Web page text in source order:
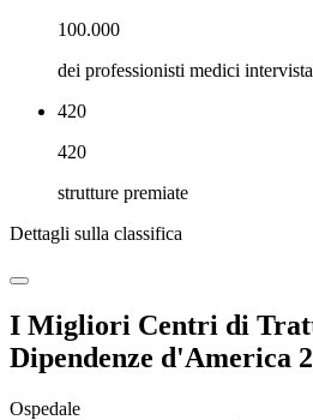
100.000
dei professionisti medici
420
420
strutture premiate
Dettagli sulla classifica
I Migliori Centri di
Dipendenze d'America
Ospedale